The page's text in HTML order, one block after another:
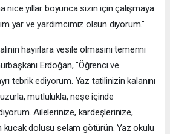
nice yıllar boyunca sizin için çalışmaya
yar ve yardımcımız olsun diyorum."
hayırlara vesile olmasını temenni
Erdoğan, "Öğrenci ve
tebrik ediyorum. Yaz tatilinizin kalanını
mutlulukla, neşe içinde
Ailelerinize, kardeşlerinize,
kucak dolusu selam götürün. Yaz okulu